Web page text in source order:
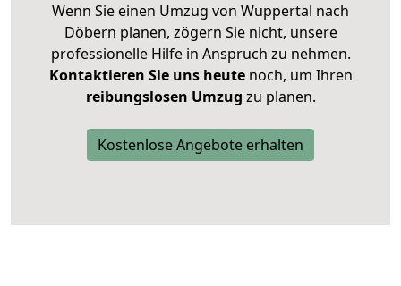
Wenn Sie einen Umzug von Wuppertal nach
Döbern planen, zögern Sie nicht, unsere
professionelle Hilfe in Anspruch zu nehmen.
Kontaktieren Sie uns heutenoch, um Ihren
reibungslosen Umzug zu planen.
Kostenlose Angebote erhalten